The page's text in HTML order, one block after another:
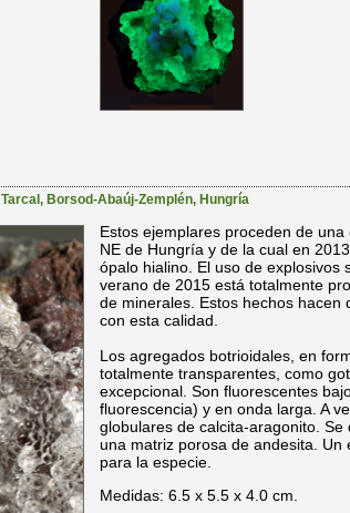
Tarcal, Borsod-Abaúj-Zemplén, Hungría
Estos ejemplares proceden de una
NE de Hungría y de la cual en
ópalo hialino. El uso de explosivos
verano de 2015 está totalmente
de minerales. Estos hechos
con esta calidad.
Los agregados botrioidales, en
totalmente transparentes, como
excepcional. Son fluorescentes
fluorescencia) y en onda larga. A
globulares de calcita-aragonito.
una matriz porosa de andesita.
para la especie.
Medidas: 6.5 x 5.5 x 4.0 cm.